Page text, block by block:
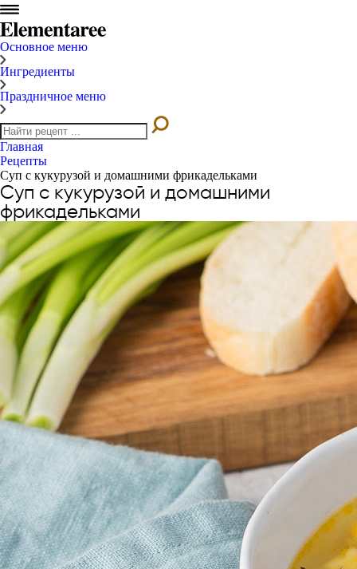
Основное меню
Ингредиенты
Праздничное меню
Главная
Рецепты
Суп с кукурузой и домашними фрикадельками
Суп с кукурузой и домашними
фрикадельками